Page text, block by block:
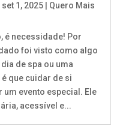
set 1, 2025| Quero Mais
é necessidade! Por
foi visto como algo
de spa ou uma
que cuidar de si
evento especial. Ele
acessível e...